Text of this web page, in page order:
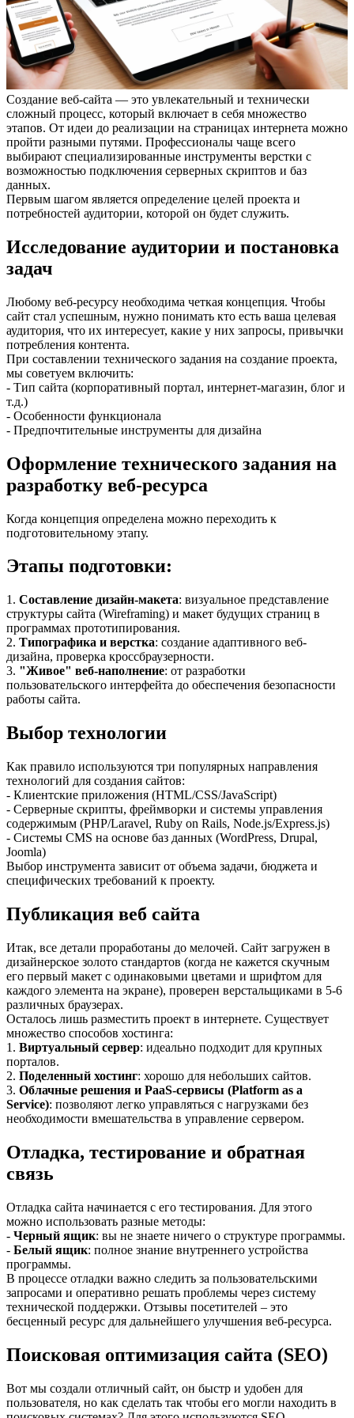
Создание веб-сайта — это увлекательный и технически
сложный процесс, который включает в себя множество
этапов. От идеи до реализации на страницах интернета можно
пройти разными путями. Профессионалы чаще всего
выбирают специализированные инструменты верстки с
возможностью подключения серверных скриптов и баз
данных.
Первым шагом является определение целей проекта и
потребностей аудитории, которой он будет служить.
Исследование аудитории и постановка
задач
Любому веб-ресурсу необходима четкая концепция. Чтобы
сайт стал успешным, нужно понимать кто есть ваша целевая
аудитория, что их интересует, какие у них запросы, привычки
потребления контента.
При составлении технического задания на создание проекта,
мы советуем включить:
- Тип сайта (корпоративный портал, интернет-магазин, блог и
т.д.)
- Особенности функционала
- Предпочтительные инструменты для дизайна
Оформление технического задания на
разработку веб-ресурса
Когда концепция определена можно переходить к
подготовительному этапу.
Этапы подготовки:
1. Составление дизайн-макета: визуальное представление
структуры сайта (Wireframing) и макет будущих страниц в
программах прототипирования.
2. Типографика и верстка: создание адаптивного веб-
дизайна, проверка кроссбраузерности.
3. "Живое" веб-наполнение: от разработки
пользовательского интерфейта до обеспечения безопасности
работы сайта.
Выбор технологии
Как правило используются три популярных направления
технологий для создания сайтов:
- Клиентские приложения (HTML/CSS/JavaScript)
- Серверные скрипты, фреймворки и системы управления
содержимым (PHP/Laravel, Ruby on Rails, Node.js/Express.js)
- Системы CMS на основе баз данных (WordPress, Drupal,
Joomla)
Выбор инструмента зависит от объема задачи, бюджета и
специфических требований к проекту.
Публикация веб сайта
Итак, все детали проработаны до мелочей. Сайт загружен в
дизайнерское золото стандартов (когда не кажется скучным
его первый макет с одинаковыми цветами и шрифтом для
каждого элемента на экране), проверен верстальщиками в 5-6
различных браузерах.
Осталось лишь разместить проект в интернете. Существует
множество способов хостинга:
1. Виртуальный сервер: идеально подходит для крупных
порталов.
2. Поделенный хостинг: хорошо для небольших сайтов.
3. Облачные решения и PaaS-сервисы (Platform as a
Service): позволяют легко управляться с нагрузками без
необходимости вмешательства в управление сервером.
Отладка, тестирование и обратная
связь
Отладка сайта начинается с его тестирования. Для этого
можно использовать разные методы:
- Черный ящик: вы не знаете ничего о структуре программы.
- Белый ящик: полное знание внутреннего устройства
программы.
В процессе отладки важно следить за пользовательскими
запросами и оперативно решать проблемы через систему
технической поддержки. Отзывы посетителей – это
бесценный ресурс для дальнейшего улучшения веб-ресурса.
Поисковая оптимизация сайта (SEO)
Вот мы создали отличный сайт, он быстр и удобен для
пользователя, но как сделать так чтобы его могли находить в